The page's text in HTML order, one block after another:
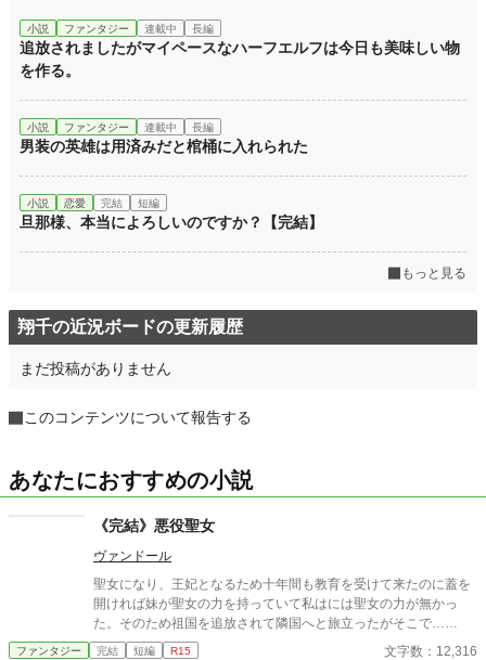
小説 ファンタジー 連載中 長編
追放されましたがマイペースなハーフエルフは今日も美味しい物
を作る。
小説 ファンタジー 連載中 長編
男装の英雄は用済みだと棺桶に入れられた
小説 恋愛 完結 短編
旦那様、本当によろしいのですか？【完結】
もっと見る
翔千の近況ボードの更新履歴
まだ投稿がありません
このコンテンツについて報告する
あなたにおすすめの小説
《完結》悪役聖女
ヴァンドール
聖女になり、王妃となるため十年間も教育を受けて来たのに蓋を
開ければ妹が聖女の力を持っていて私はには聖女の力が無かっ
た。そのため祖国を追放されて隣国へと旅立ったがそこで……
ファンタジー 完結 短編 R15 文字数：12,316